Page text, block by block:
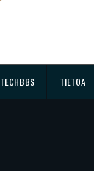
TECHBBS TIETOA